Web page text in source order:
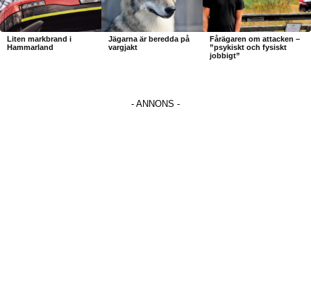
Liten markbrand i
Hammarland
Jägarna är beredda på
vargjakt
Fårägaren om attacken –
”psykiskt och fysiskt
jobbigt”